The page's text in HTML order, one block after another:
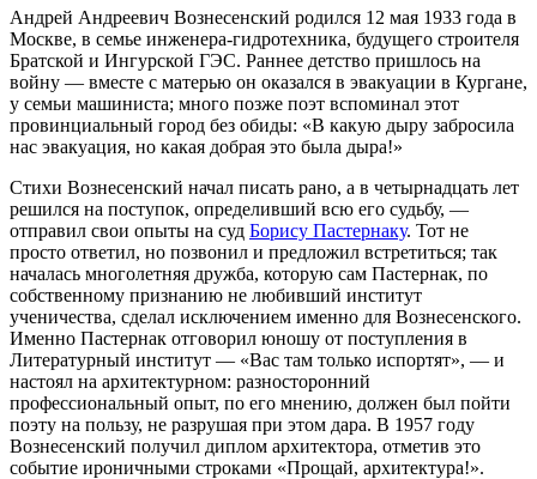
Андрей Андреевич Вознесенский родился 12 мая 1933 года в
Москве, в семье инженера-гидротехника, будущего строителя
Братской и Ингурской ГЭС. Раннее детство пришлось на
войну — вместе с матерью он оказался в эвакуации в Кургане,
у семьи машиниста; много позже поэт вспоминал этот
провинциальный город без обиды: «В какую дыру забросила
нас эвакуация, но какая добрая это была дыра!»
Стихи Вознесенский начал писать рано, а в четырнадцать лет
решился на поступок, определивший всю его судьбу, —
отправил свои опыты на суд Борису Пастернаку. Тот не
просто ответил, но позвонил и предложил встретиться; так
началась многолетняя дружба, которую сам Пастернак, по
собственному признанию не любивший институт
ученичества, сделал исключением именно для Вознесенского.
Именно Пастернак отговорил юношу от поступления в
Литературный институт — «Вас там только испортят», — и
настоял на архитектурном: разносторонний
профессиональный опыт, по его мнению, должен был пойти
поэту на пользу, не разрушая при этом дара. В 1957 году
Вознесенский получил диплом архитектора, отметив это
событие ироничными строками «Прощай, архитектура!».